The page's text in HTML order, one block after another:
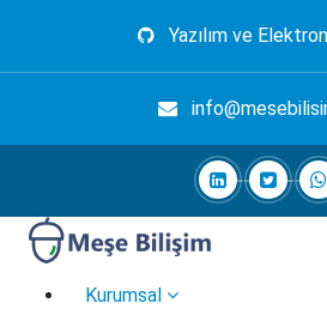
Yazılım ve
Elektronik, Yazılım, Otomasyon,
Kurumsal